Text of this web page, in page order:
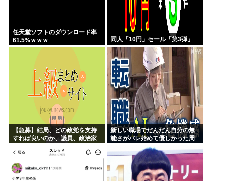
任天堂ソフトのダウンロード率
61.5%ｗｗｗ
同人「10円」セール「第3弾」
【急募】結局、どの政党を支持
すれば良いのか、議員、政治家
新しい職場でだんだん自分の無
能さがバレ始めて優しかった周
りの人たちが徐々に冷たくなっ
ていく時ってゾクゾクするよな